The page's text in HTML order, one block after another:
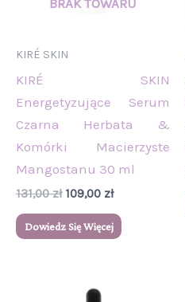
KIRÉ SKIN
KIRÉ SKIN
Energetyzujące Serum
Czarna Herbata &
Komórki Macierzyste
Mangostanu 30 ml
131,00zł 109,00 zł
Dowiedz Się Więcej